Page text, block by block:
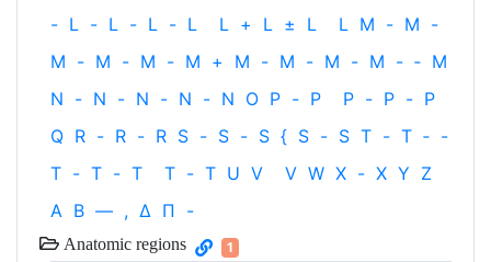
- L - L - L - L L + L ± L L M - M -
M - M - M - M + M - M - M - M - ‐ M
N - N - N - N - N O P - P P - P - P
Q R - R - R S - S - S { S - S T - T ‐ -
T - T - T T - T U V V W X - X Y Z
Α Β — , Δ Π -
Anatomic regions 1